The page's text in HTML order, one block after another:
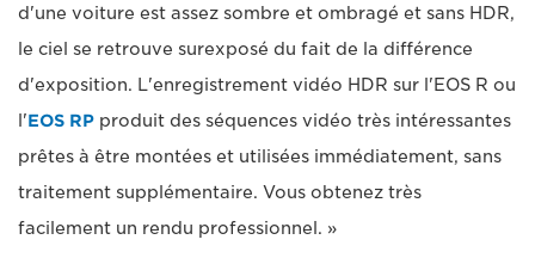
d'une voiture est assez sombre et ombragé et sans HDR,
le ciel se retrouve surexposé du fait de la différence
d'exposition. L'enregistrement vidéo HDR sur l'EOS R ou
l'EOS RP produit des séquences vidéo très intéressantes
prêtes à être montées et utilisées immédiatement, sans
traitement supplémentaire. Vous obtenez très
facilement un rendu professionnel. »